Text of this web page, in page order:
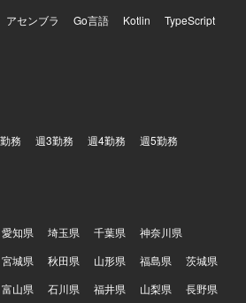
アセンブラ Go言語 Kotlin
TypeScript
務 週3勤務 週4勤務 週5勤務
愛知県 埼玉県 千葉県
神奈川県
宮城県 秋田県 山形県 福島県
茨城県
富山県 石川県 福井県 山梨県
長野県